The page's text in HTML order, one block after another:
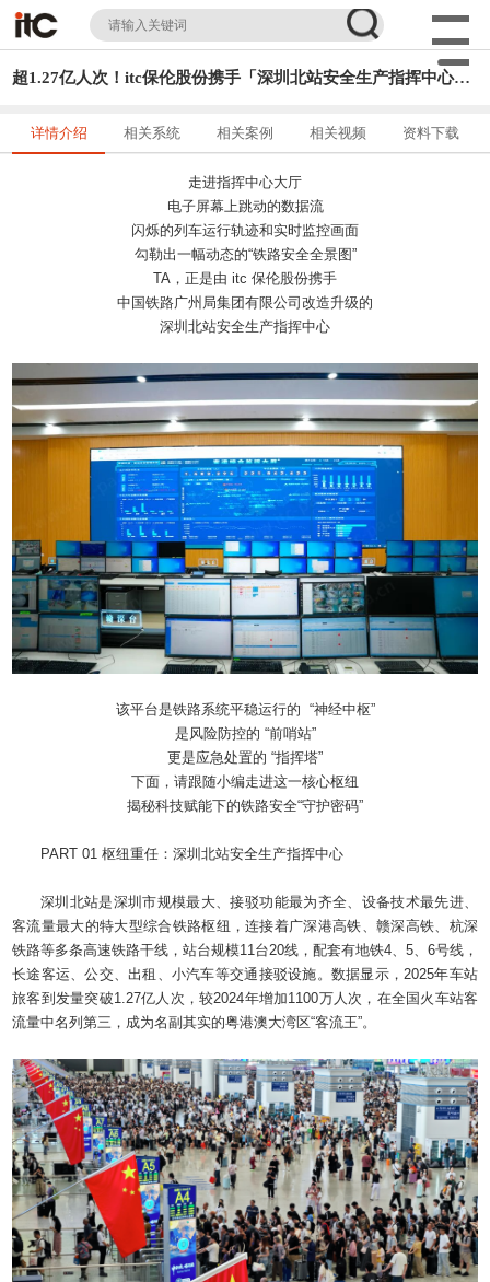
超1.27亿人次！itc保伦股份携手「深圳北站安全生产指挥中心」打造“最强大脑”，助力客运提质再上新台阶
详情介绍 相关系统 相关案例 相关视频 资料下载
走进指挥中心大厅
电子屏幕上跳动的数据流
闪烁的列车运行轨迹和实时监控画面
勾勒出一幅动态的“铁路安全全景图”
TA，正是由 itc 保伦股份携手
中国铁路广州局集团有限公司改造升级的
深圳北站安全生产指挥中心
该平台是铁路系统平稳运行的 “神经中枢”
是风险防控的 “前哨站”
更是应急处置的 “指挥塔”
下面，请跟随小编走进这一核心枢纽
揭秘科技赋能下的铁路安全“守护密码”
PART 01 枢纽重任：深圳北站安全生产指挥中心
深圳北站是深圳市规模最大、接驳功能最为齐全、设备技术最先进、
客流量最大的特大型综合铁路枢纽，连接着广深港高铁、赣深高铁、杭深
铁路等多条高速铁路干线，站台规模11台20线，配套有地铁4、5、6号线，
长途客运、公交、出租、小汽车等交通接驳设施。数据显示，2025年车站
旅客到发量突破1.27亿人次，较2024年增加1100万人次，在全国火车站客
流量中名列第三，成为名副其实的粤港澳大湾区“客流王”。